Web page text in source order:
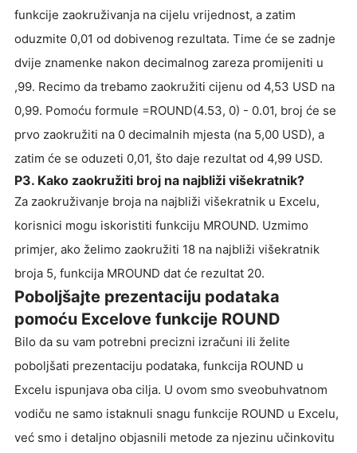
funkcije zaokruživanja na cijelu vrijednost, a zatim
oduzmite 0,01 od dobivenog rezultata. Time će se zadnje
dvije znamenke nakon decimalnog zareza promijeniti u
,99. Recimo da trebamo zaokružiti cijenu od 4,53 USD na
0,99. Pomoću formule =ROUND(4.53, 0) - 0.01, broj će se
prvo zaokružiti na 0 decimalnih mjesta (na 5,00 USD), a
zatim će se oduzeti 0,01, što daje rezultat od 4,99 USD.
P3. Kako zaokružiti broj na najbliži višekratnik?
Za zaokruživanje broja na najbliži višekratnik u Excelu,
korisnici mogu iskoristiti funkciju MROUND. Uzmimo
primjer, ako želimo zaokružiti 18 na najbliži višekratnik
broja 5, funkcija MROUND dat će rezultat 20.
Poboljšajte prezentaciju podataka
pomoću Excelove funkcije ROUND
Bilo da su vam potrebni precizni izračuni ili želite
poboljšati prezentaciju podataka, funkcija ROUND u
Excelu ispunjava oba cilja. U ovom smo sveobuhvatnom
vodiču ne samo istaknuli snagu funkcije ROUND u Excelu,
već smo i detaljno objasnili metode za njezinu učinkovitu